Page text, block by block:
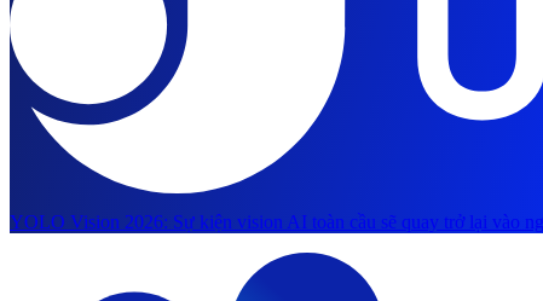
YOLO Vision 2026: Sự kiện vision AI toàn cầu sẽ quay trở lại vào